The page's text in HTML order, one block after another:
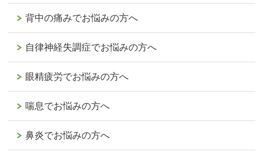
背中の痛みでお悩みの方へ
自律神経失調症でお悩みの方へ
眼精疲労でお悩みの方へ
喘息でお悩みの方へ
鼻炎でお悩みの方へ